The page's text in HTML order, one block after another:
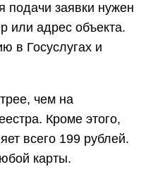
подачи заявки нужен
или адрес объекта.
в Госуслугах и
чем на
Кроме этого,
всего 199 рублей.
карты.